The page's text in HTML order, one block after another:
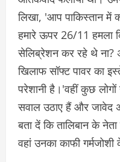
लिखा, 'आप पाकिस्तान में
हमारे ऊपर 26/11 हमला
सेलिब्रेशन कर रहे थे ना?
खिलाफ सॉफ्ट पावर का
परेशानी है।'वहीं कुछ लोगों
सवाल उठाए हैं और जावेद
बता दें कि तालिबान के
वहां उनका काफी